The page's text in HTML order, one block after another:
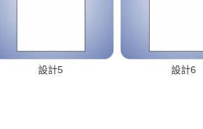
設計5 設計6